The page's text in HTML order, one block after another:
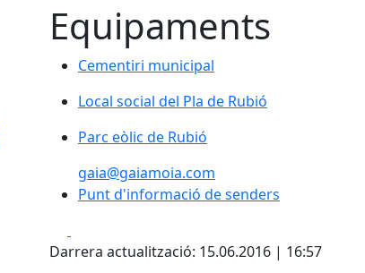
Equipaments
Cementiri municipal
Local social del Pla de Rubió
Local social del Pla de Rubió
Parc eòlic de Rubió
Parc eòlic de Rubió
gaia@gaiamoia.com
Punt d'informació de senders
Punt d'informació de senders
Darrera actualització: 15.06.2016 | 16:57